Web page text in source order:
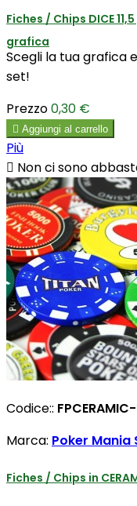
Fiches / Chips DICE
grafica
Scegli la tua grafica
set!
Prezzo0,30 €
 Aggiungi al carrello
Più
 Non ci sono
Codice::
Marca: Poker Mania
Fiches / Chips in